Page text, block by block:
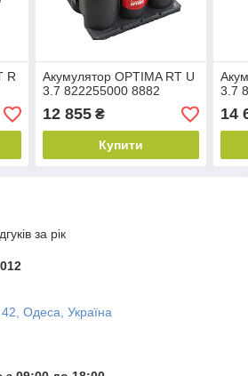
R
Акумулятор OPTIMA RT U
3.7 822255000 8882
12 855₴
Купити
3.7
14
за рік
42, Одеса, Україна